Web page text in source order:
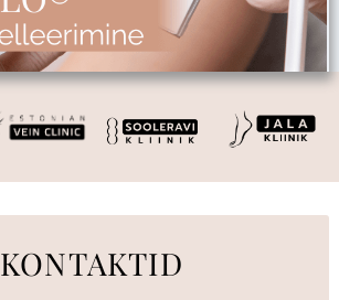
KONTAKTID